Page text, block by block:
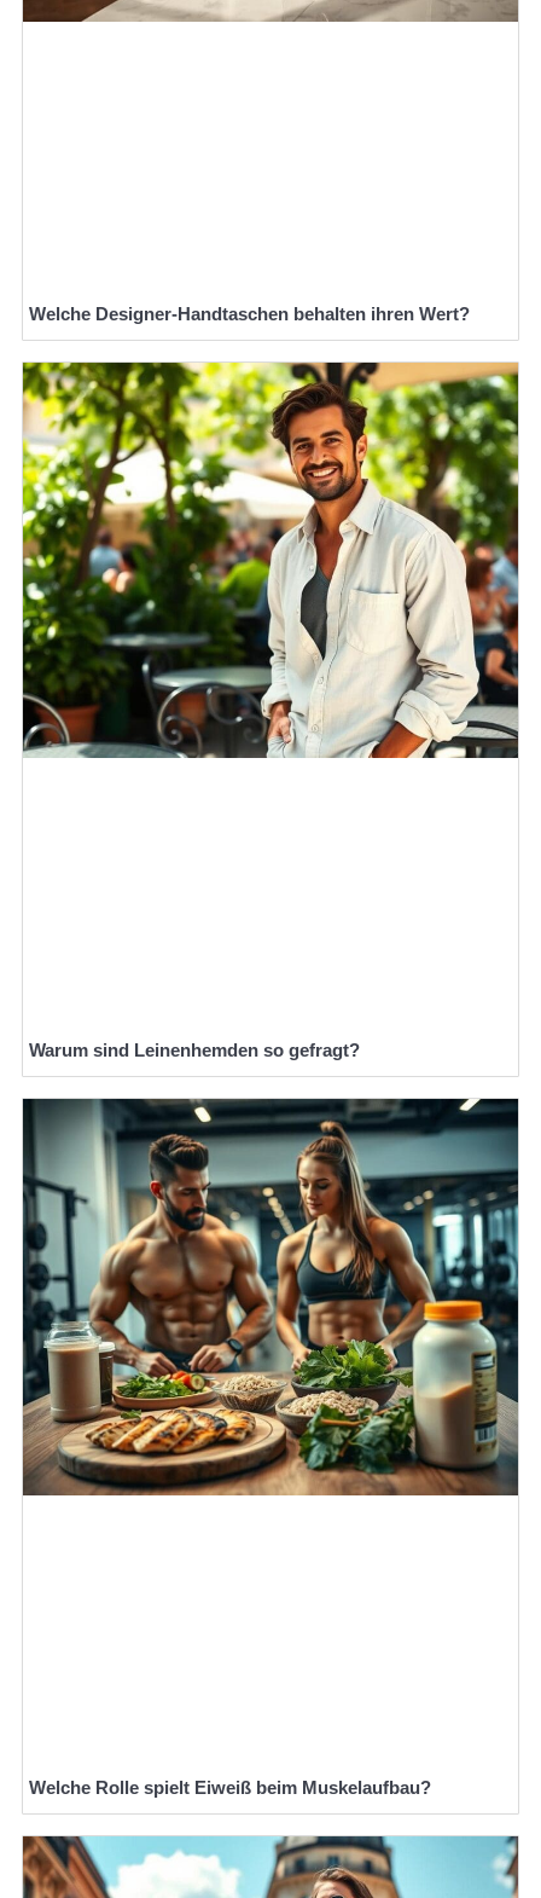
Welche Designer-Handtaschen behalten ihren Wert?
Warum sind Leinenhemden so gefragt?
Welche Rolle spielt Eiweiß beim Muskelaufbau?